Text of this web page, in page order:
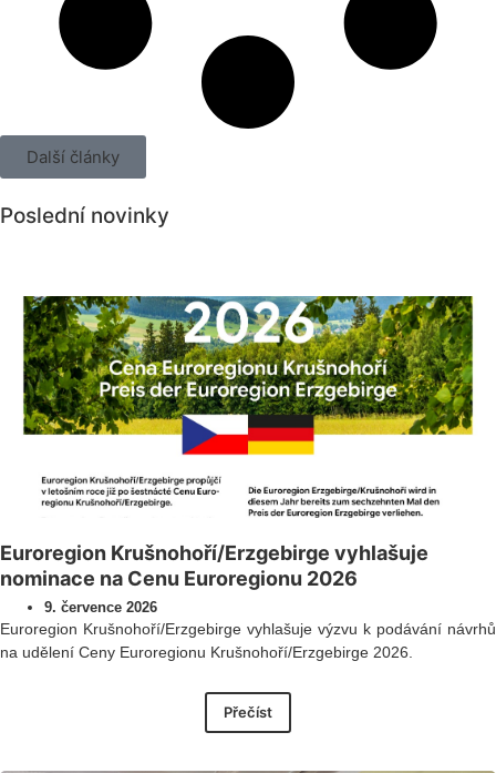
Další články
Poslední novinky
Euroregion Krušnohoří/Erzgebirge vyhlašuje
nominace na Cenu Euroregionu 2026
9. července 2026
Euroregion Krušnohoří/Erzgebirge vyhlašuje výzvu k podávání návrhů
na udělení Ceny Euroregionu Krušnohoří/Erzgebirge 2026.
Přečíst